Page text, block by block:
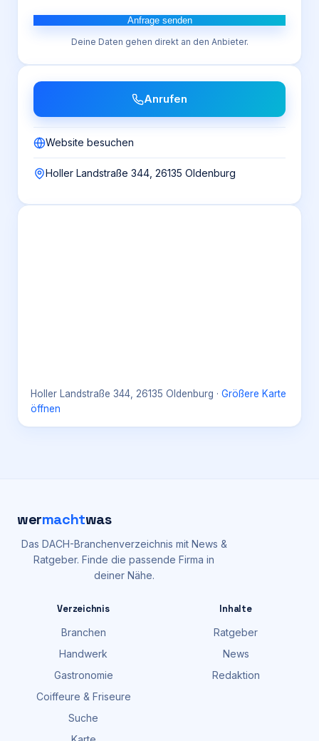
Anfrage senden
Deine Daten gehen direkt an den Anbieter.
Anrufen
Website besuchen
Holler Landstraße 344, 26135 Oldenburg
Holler Landstraße 344, 26135 Oldenburg · Größere Karte
öffnen
wermachtwas
Das DACH-Branchenverzeichnis mit News &
Ratgeber. Finde die passende Firma in
deiner Nähe.
Verzeichnis
Branchen
Handwerk
Gastronomie
Coiffeure & Friseure
Suche
Inhalte
Ratgeber
News
Redaktion